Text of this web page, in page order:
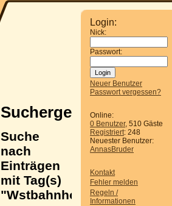
Login:
Nick:
Passwort:
Neuer Benutzer
Passwort vergessen?
Online:
0 Benutzer, 510 Gäste
Registriert: 248
Neuester Benutzer:
AnnasBruder
Kontakt
Fehler melden
Regeln /
Informationen
Suchergebnisse
Suche
nach
Einträgen
mit Tag(s)
"Wstbahnhof".